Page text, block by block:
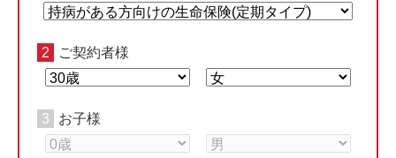
おいて例示する各保険商品の保険金や解約返戻金（解約払戻金）
などの受取額については、税金は考慮しておりません。
当サイトにおける各商品のご説明は、商品の概要です。
当サイトでご案内している商品は通信販売でお申込みのできる商
ある場合があります。
当サイトは、ご案内している各保険商品に無条件で加入できるこ
2 ご契約者様
3 お子様